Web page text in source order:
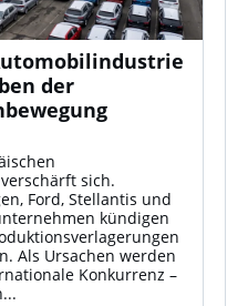
der
sich.
Ford, Stellantis und
kündigen
Als Ursachen werden
Konkurrenz –